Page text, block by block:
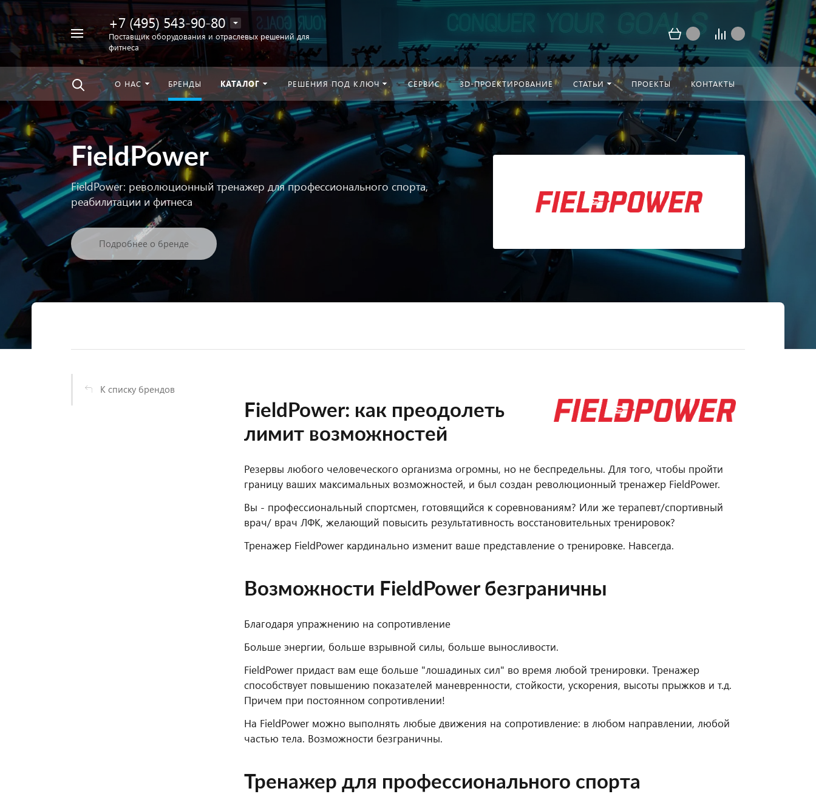
вездеНайти
Например,
беговая
дорожка
+7 (495) 543-90-80
Поставщик оборудования и отраслевых решений для
фитнеса
О НАС БРЕНДЫ КАТАЛОГ РЕШЕНИЯ ПОД КЛЮЧ СЕРВИС 3D-ПРОЕКТИРОВАНИЕ СТАТЬИ ПРОЕКТЫ КОНТАКТЫ
FieldPower
FieldPower: революционный тренажер для профессионального спорта,
реабилитации и фитнеса
Подробнее о бренде
К списку брендов
FieldPower: как преодолеть
лимит возможностей
Резервы любого человеческого организма огромны, но не беспредельны. Для того, чтобы пройти
границу ваших максимальных возможностей, и был создан революционный тренажер FieldPower.
Вы - профессиональный спортсмен, готовящийся к соревнованиям? Или же терапевт/спортивный
врач/ врач ЛФК, желающий повысить результативность восстановительных тренировок?
Тренажер FieldPower кардинально изменит ваше представление о тренировке. Навсегда.
Возможности FieldPower безграничны
Благодаря упражнению на сопротивление
Больше энергии, больше взрывной силы, больше выносливости.
FieldPower придаст вам еще больше "лошадиных сил" во время любой тренировки. Тренажер
способствует повышению показателей маневренности, стойкости, ускорения, высоты прыжков и т.д.
Причем при постоянном сопротивлении!
На FieldPower можно выполнять любые движения на сопротивление: в любом направлении, любой
частью тела. Возможности безграничны.
Тренажер для профессионального спорта